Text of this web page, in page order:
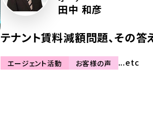
田中 和彦
テナント賃料減額問題、その答
エージェント活動 お客様の声 ...etc